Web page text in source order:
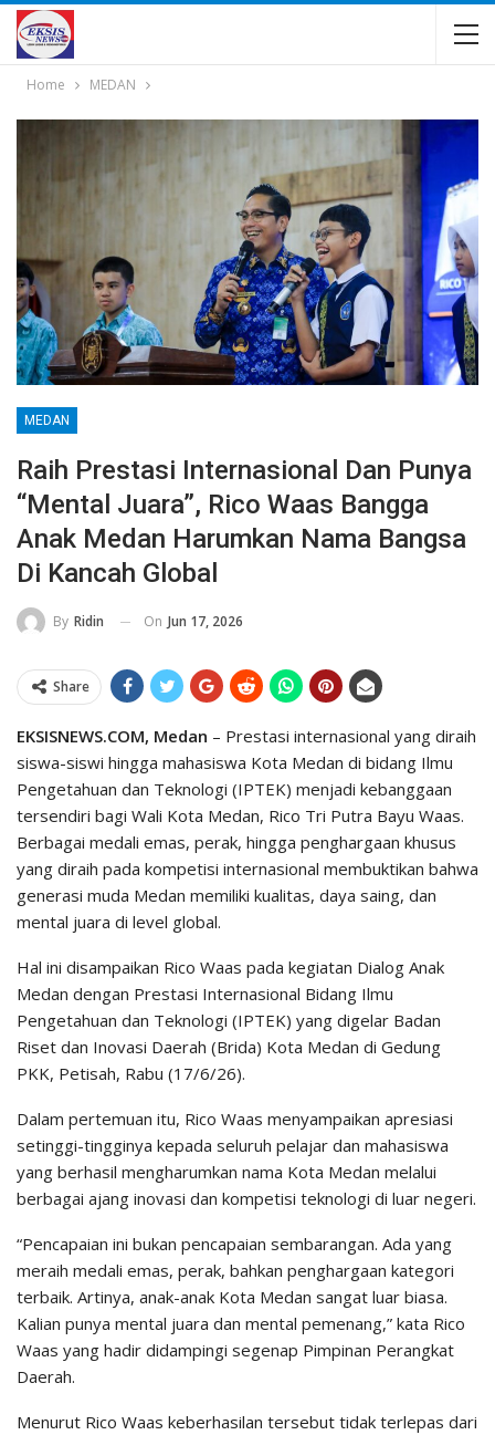
Home MEDAN
MEDAN
Raih Prestasi Internasional Dan Punya
“Mental Juara”, Rico Waas Bangga
Anak Medan Harumkan Nama Bangsa
Di Kancah Global
By Ridin On Jun 17, 2026
Share
EKSISNEWS.COM, Medan – Prestasi internasional yang diraih
siswa-siswi hingga mahasiswa Kota Medan di bidang Ilmu
Pengetahuan dan Teknologi (IPTEK) menjadi kebanggaan
tersendiri bagi Wali Kota Medan, Rico Tri Putra Bayu Waas.
Berbagai medali emas, perak, hingga penghargaan khusus
yang diraih pada kompetisi internasional membuktikan bahwa
generasi muda Medan memiliki kualitas, daya saing, dan
mental juara di level global.
Hal ini disampaikan Rico Waas pada kegiatan Dialog Anak
Medan dengan Prestasi Internasional Bidang Ilmu
Pengetahuan dan Teknologi (IPTEK) yang digelar Badan
Riset dan Inovasi Daerah (Brida) Kota Medan di Gedung
PKK, Petisah, Rabu (17/6/26).
Dalam pertemuan itu, Rico Waas menyampaikan apresiasi
setinggi-tingginya kepada seluruh pelajar dan mahasiswa
yang berhasil mengharumkan nama Kota Medan melalui
berbagai ajang inovasi dan kompetisi teknologi di luar negeri.
“Pencapaian ini bukan pencapaian sembarangan. Ada yang
meraih medali emas, perak, bahkan penghargaan kategori
terbaik. Artinya, anak-anak Kota Medan sangat luar biasa.
Kalian punya mental juara dan mental pemenang,” kata Rico
Waas yang hadir didampingi segenap Pimpinan Perangkat
Daerah.
Menurut Rico Waas keberhasilan tersebut tidak terlepas dari